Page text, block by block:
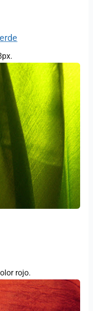
rojo.